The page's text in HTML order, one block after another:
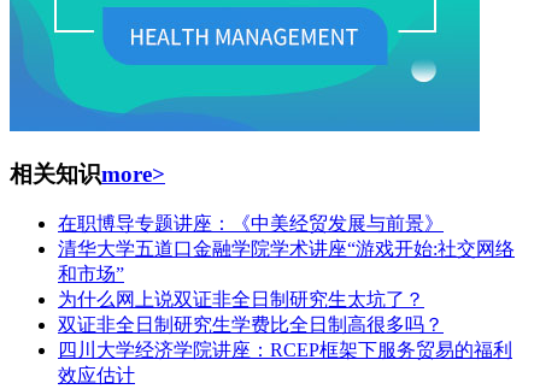
相关知识more>
在职博导专题讲座：《中美经贸发展与前景》
清华大学五道口金融学院学术讲座“游戏开始:社交网络
和市场”
为什么网上说双证非全日制研究生太坑了？
双证非全日制研究生学费比全日制高很多吗？
四川大学经济学院讲座：RCEP框架下服务贸易的福利
效应估计